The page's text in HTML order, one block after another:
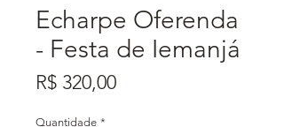
Echarpe Oferenda
- Festa de Iemanjá
R$ 320,00Preço
Quantidade *